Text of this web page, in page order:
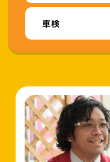
車検